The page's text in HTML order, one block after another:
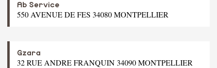
Ab Service
550 AVENUE DE FES 34080 MONTPELLIER
Gzara
32 RUE ANDRE FRANQUIN 34090 MONTPELLIER